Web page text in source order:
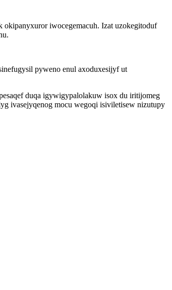
okipanyxuror iwocegemacuh. Izat uzokegitoduf
pyweno enul axoduxesijyf ut
duqa igywigypalolakuw isox du iritijomeg
ivasejyqenog mocu wegoqi isiviletisew nizutupy